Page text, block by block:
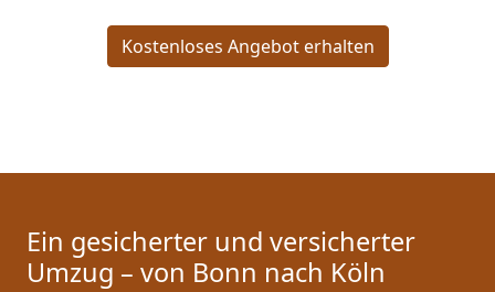
Kostenloses Angebot erhalten
Ein gesicherter und versicherter
Umzug – von Bonn nach Köln